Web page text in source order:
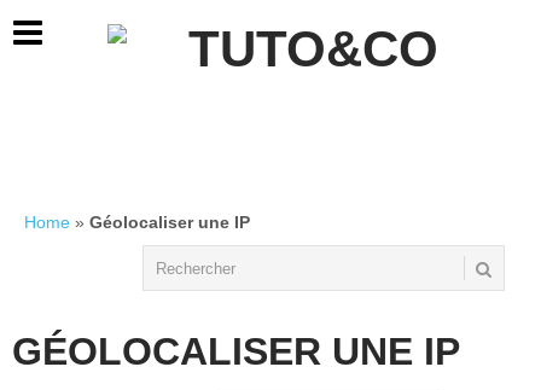
Home » Géolocaliser une IP
GÉOLOCALISER UNE IP